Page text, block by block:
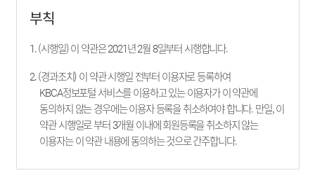
부칙
1. (시행일) 이 약관은 2021년 2월 8일부터 시행합니다.
2. (경과조치) 이 약관 시행일 전부터 이용자로 등록하여
KBCA정보포털 서비스를 이용하고 있는 이용자가 이 약관에
동의하지 않는 경우에는 이용자 등록을 취소하여야 합니다. 만일, 이
약관 시행일로 부터 3개월 이내에 회원등록을 취소하지 않는
이용자는 이 약관 내용에 동의하는 것으로 간주합니다.